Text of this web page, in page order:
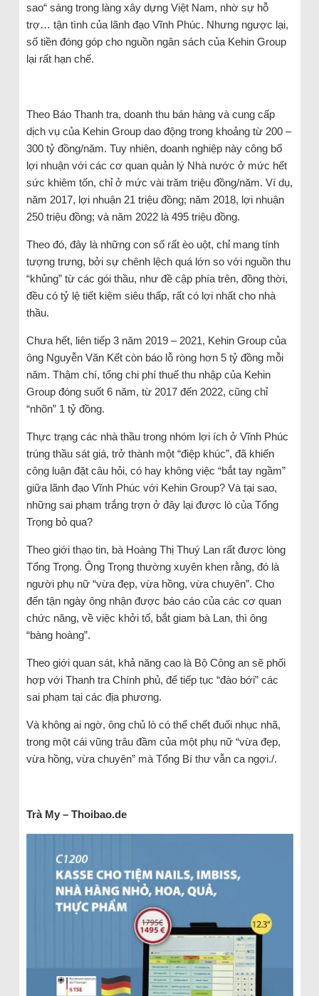
sao“ sáng trong làng xây dựng Việt Nam, nhờ sự hỗ
trợ… tận tình của lãnh đạo Vĩnh Phúc. Nhưng ngược lại,
số tiền đóng góp cho nguồn ngân sách của Kehin Group
lại rất hạn chế.
Theo Báo Thanh tra, doanh thu bán hàng và cung cấp
dịch vụ của Kehin Group dao động trong khoảng từ 200 –
300 tỷ đồng/năm. Tuy nhiên, doanh nghiệp này công bố
lợi nhuận với các cơ quan quản lý Nhà nước ở mức hết
sức khiêm tốn, chỉ ở mức vài trăm triệu đồng/năm. Ví dụ,
năm 2017, lợi nhuận 21 triệu đồng; năm 2018, lợi nhuận
250 triệu đồng; và năm 2022 là 495 triệu đồng.
Theo đó, đây là những con số rất èo uột, chỉ mang tính
tượng trưng, bởi sự chênh lệch quá lớn so với nguồn thu
“khủng” từ các gói thầu, như đề cập phía trên, đồng thời,
đều có tỷ lệ tiết kiệm siêu thấp, rất có lợi nhất cho nhà
thầu.
Chưa hết, liên tiếp 3 năm 2019 – 2021, Kehin Group của
ông Nguyễn Văn Kết còn báo lỗ ròng hơn 5 tỷ đồng mỗi
năm. Thậm chí, tổng chi phí thuế thu nhập của Kehin
Group đóng suốt 6 năm, từ 2017 đến 2022, cũng chỉ
“nhõn” 1 tỷ đồng.
Thực trạng các nhà thầu trong nhóm lợi ích ở Vĩnh Phúc
trúng thầu sát giá, trở thành một “điệp khúc”, đã khiến
công luận đặt câu hỏi, có hay không việc “bắt tay ngầm”
giữa lãnh đạo Vĩnh Phúc với Kehin Group? Và tại sao,
những sai phạm trắng trợn ở đây lại được lò của Tổng
Trọng bỏ qua?
Theo giới thạo tin, bà Hoàng Thị Thuý Lan rất được lòng
Tổng Trọng. Ông Trọng thường xuyên khen rằng, đó là
người phụ nữ “vừa đẹp, vừa hồng, vừa chuyên”. Cho
đến tận ngày ông nhận được báo cáo của các cơ quan
chức năng, về việc khởi tố, bắt giam bà Lan, thì ông
“bàng hoàng”.
Theo giới quan sát, khả năng cao là Bộ Công an sẽ phối
hợp với Thanh tra Chính phủ, để tiếp tục “đào bới” các
sai phạm tại các địa phương.
Và không ai ngờ, ông chủ lò có thể chết đuối nhục nhã,
trong một cái vũng trâu đầm của một phụ nữ “vừa đẹp,
vừa hồng, vừa chuyên” mà Tổng Bí thư vẫn ca ngợi./.
TràMy – Thoibao.de